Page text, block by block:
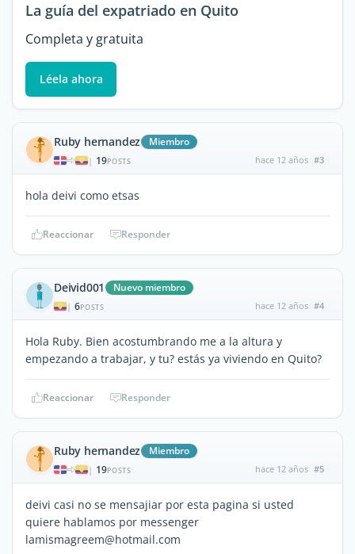
La guía del expatriado en Quito
Completa y gratuita
Léela ahora
Ruby hernandez Miembro
| 19POSTS hace 12 años #3
hola deivi como etsas
Reaccionar Responder
Deivid001 Nuevo miembro
| 6POSTS hace 12 años #4
Hola Ruby. Bien acostumbrando me a la altura y
empezando a trabajar, y tu? estás ya viviendo en Quito?
Reaccionar Responder
Ruby hernandez Miembro
| 19POSTS hace 12 años #5
deivi casi no se mensajiar por esta pagina si usted
quiere hablamos por messenger
lamismagreem@hotmail.com